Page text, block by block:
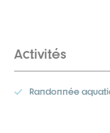
Activités
Randonnée